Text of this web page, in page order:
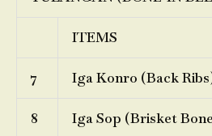
ITEMS
7 Iga Konro (Back
8 Iga Sop (Brisket